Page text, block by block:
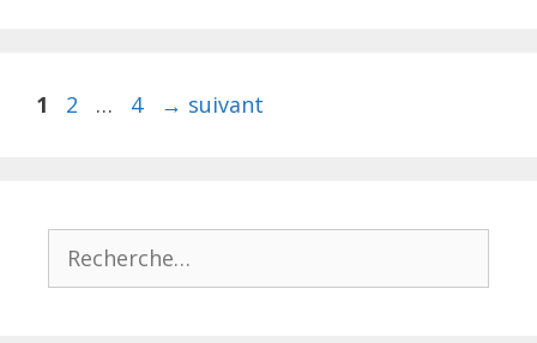
Navigation
Page
1 Page
2 … Page
4 → suivant
Rechercher :